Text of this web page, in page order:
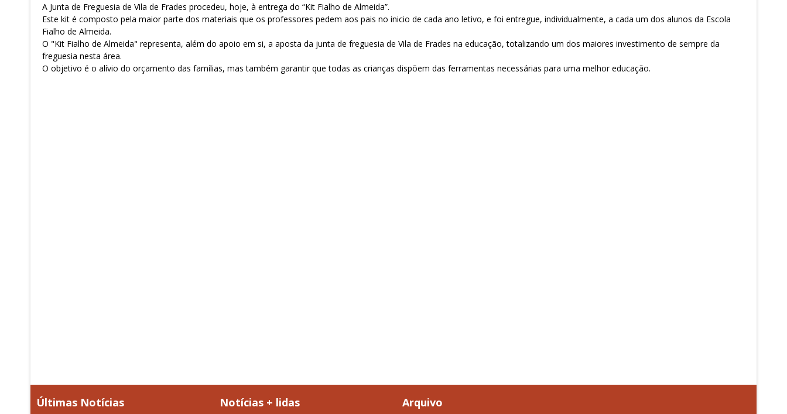
A Junta de Freguesia de Vila de Frades procedeu, hoje, à entrega do “Kit Fialho de Almeida”.
Este kit é composto pela maior parte dos materiais que os professores pedem aos pais no inicio de cada ano letivo, e foi entregue, individualmente, a cada um dos alunos da Escola
Fialho de Almeida.
O "Kit Fialho de Almeida" representa, além do apoio em si, a aposta da junta de freguesia de Vila de Frades na educação, totalizando um dos maiores investimento de sempre da
freguesia nesta área.
O objetivo é o alívio do orçamento das famílias, mas também garantir que todas as crianças dispõem das ferramentas necessárias para uma melhor educação.
Últimas Notícias Notícias + lidas Arquivo